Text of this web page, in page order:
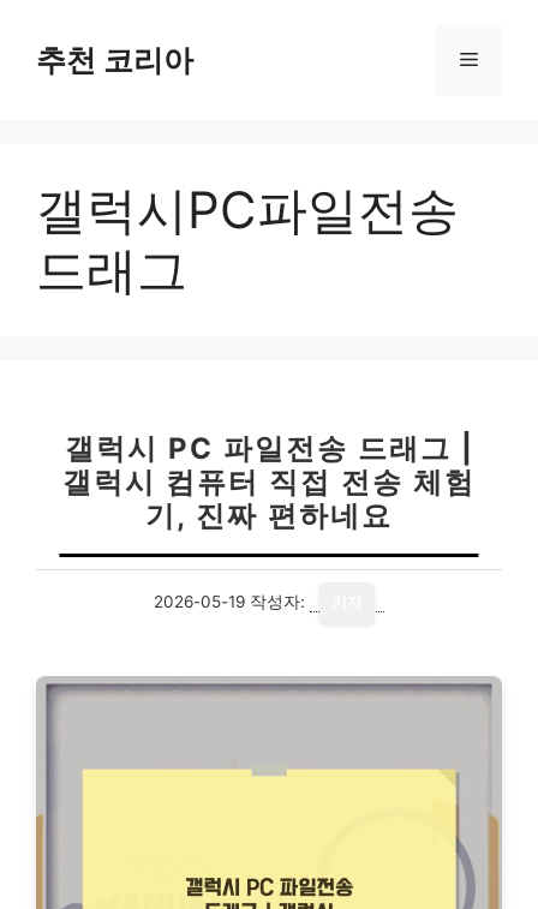
추천 코리아 메
갤럭시PC파일전송
드래그
갤럭시 PC 파일전송 드래그 |
갤럭시 컴퓨터 직접 전송 체험
기, 진짜 편하네요
2026-05-19 작성자: